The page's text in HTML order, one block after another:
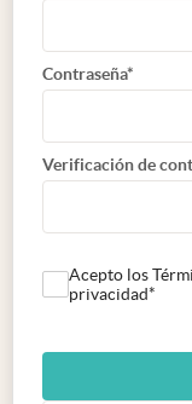
Contraseña*
Verificación de
Acepto los
privacidad*